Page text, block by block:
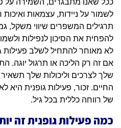
ככל שאנו מתבגרים, השמירה על
לשמור על ניידות, עצמאות
תרגילים המשפרים שיווי משקל,
להפחית את הסיכון לנפילות
לא מאוחר להתחיל לשלב פעילות
אם זה רק הליכה או תרגול יוגה.
שלך לצרכים וליכולות שלך
החיים. זכור, פעילות גופנית היא
של רווחה כללית בכל גיל.
כמה פעילות גופנית זה